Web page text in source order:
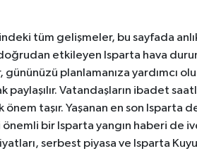
tüm gelişmeler, bu sayfada
etkileyen Isparta hava
gününüzü planlamanıza yardımcı
paylaşılır. Vatandaşların ibadet
taşır. Yaşanan en son Isparta
bir Isparta yangın haberi de
serbest piyasa ve Isparta